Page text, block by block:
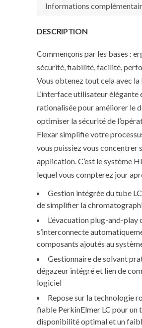
Informations
DESCRIPTION
Commençons par les bases :
sécurité, fiabilité, facilité,
Vous obtenez tout cela avec la
L’interface utilisateur élégante
rationalisée pour améliorer le
optimiser la sécurité de
Flexar simplifie votre
vous puissiez vous concentrer
application. C’est le système
lequel vous compterez jour
Gestion intégrée du tube
de simplifier la
L’évacuation plug-and-play
s’interconnecte
composants ajoutés au
Gestionnaire de solvant
dégazeur intégré et lien de
logiciel
Repose sur la technologie
fiable PerkinElmer LC pour un
disponibilité optimal et un